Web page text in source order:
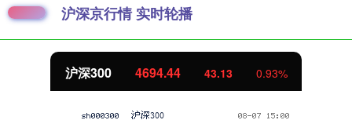
沪深京行情 实时轮播
北证50 1134.24 11.37 1.01%